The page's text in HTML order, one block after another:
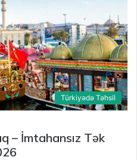
Türkiyədə Təhsil
– İmtahansız Tək